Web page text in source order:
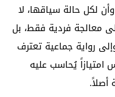
لكل حالة سياقها، لا
معالجة فردية فقط، بل
رواية جماعية تعترف
امتيازاً يُحاسب عليه
أصلاً.